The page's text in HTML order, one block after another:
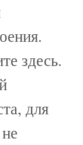
здесь.
для